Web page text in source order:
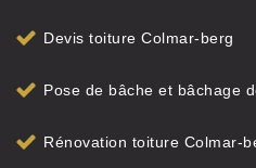
Devis toiture Colmar-berg
Pose de bâche et bâchage
Rénovation toiture Colmar-